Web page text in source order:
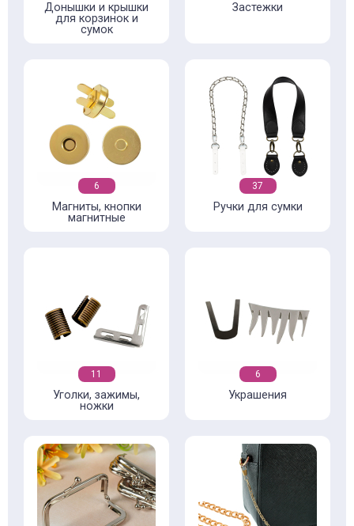
Донышки и крышки
для корзинок и
сумок
Застежки
6
Магниты, кнопки
магнитные
37
Ручки для сумки
11
Уголки, зажимы,
ножки
6
Украшения